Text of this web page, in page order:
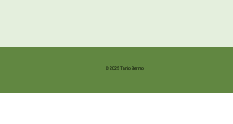
© 2025 Tanio Bermo